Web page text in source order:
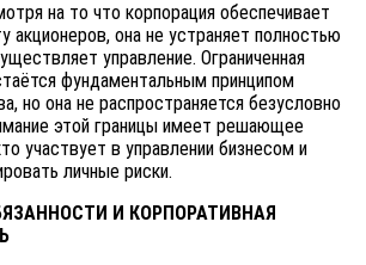
на то что корпорация обеспечивает
акционеров, она не устраняет полностью
управление. Ограниченная
фундаментальным принципом
но она не распространяется безусловно
этой границы имеет решающее
участвует в управлении бизнесом и
личные риски.
И КОРПОРАТИВНАЯ